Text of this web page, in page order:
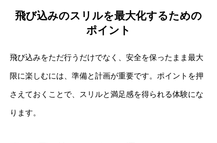
飛び込みのスリルを最大化するための
ポイント
飛び込みをただ行うだけでなく、安全を保ったまま最大
限に楽しむには、準備と計画が重要です。ポイントを押
さえておくことで、スリルと満足感を得られる体験にな
ります。